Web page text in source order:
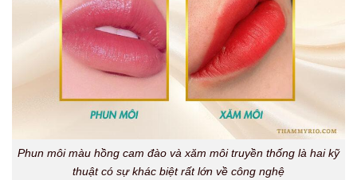
Phun môi màu hồng cam đào và xăm môi truyền thống là hai kỹ
thuật có sự khác biệt rất lớn về công nghệ